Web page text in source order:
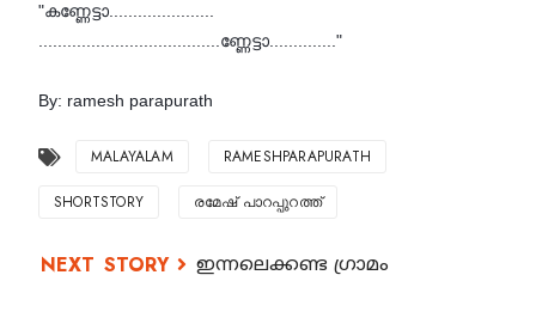
"കണ്ണേട്ടാ......................
......................................ണ്ണേട്ടാ.............."
By: ramesh parapurath
MALAYALAM RAMESHPARAPURATH
SHORTSTORY രമേഷ് പാറപ്പുറത്ത്
ഇന്നലെക്കണ്ട ഗ്രാമം